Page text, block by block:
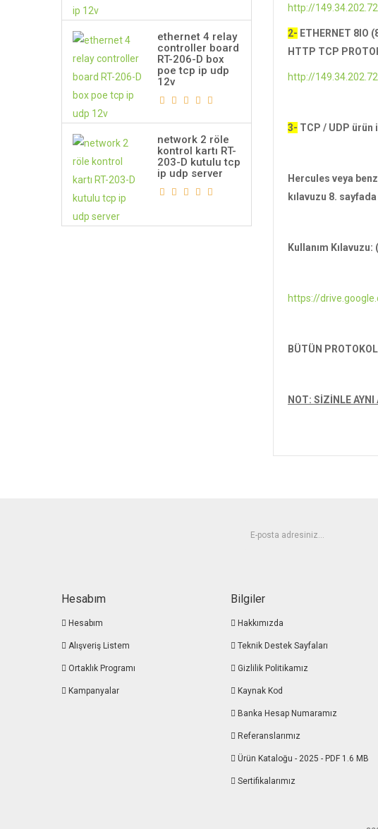
ethernet 4 relay
controller board
RT-206-D box
poe tcp ip udp
12v
network 2 röle
kontrol kartı RT-
203-D kutulu tcp
ip udp server
http://
2- ETHERNET 8IO
HTTP TCP
http://
3- TCP / UDP ürün
Hercules veya
kılavuzu 8.
Kullanım Kılavuzu:
https://
BÜTÜN
NOT: SİZİNLE
Hesabım
Hesabım
Alışveriş Listem
Ortaklık Programı
Kampanyalar
Bilgiler
Hakkımızda
Teknik Destek Sayfaları
Gizlilik Politikamız
Kaynak Kod
Banka Hesap Numaramız
Referanslarımız
Ürün Kataloğu - 2025 - PDF 1.6 MB
Sertifikalarımız